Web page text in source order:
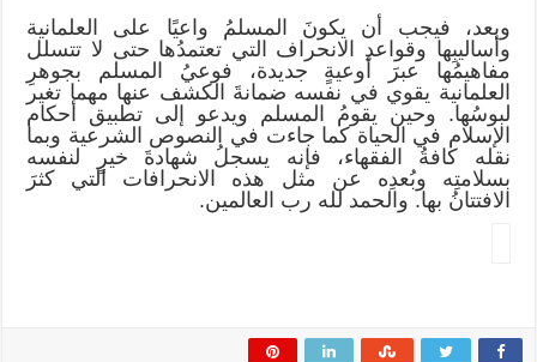
وبعد، فيجب أن يكونَ المسلمُ واعيًا على العلمانية
وأساليبِها وقواعدِ الانحراف التي تعتمدُها حتى لا تتسلل
مفاهيمُها عبرَ أوعيةٍ جديدة، فوعيُ المسلم بجوهرِ
العلمانية يقوي في نفسه ضمانةَ الكشف عنها مهما تغير
لبوسُها. وحين يقومُ المسلم ويدعو إلى تطبيق أحكام
الإسلام في الحياة كما جاءت في النصوص الشرعية وبما
نقله كافةُ الفقهاء، فإنه يسجلُ شهادةَ خيرٍ لنفسه
بسلامتِه وبُعدِه عن مثل هذه الانحرافات التي كثرَ
الافتتانُ بها. والحمد لله رب العالمين.